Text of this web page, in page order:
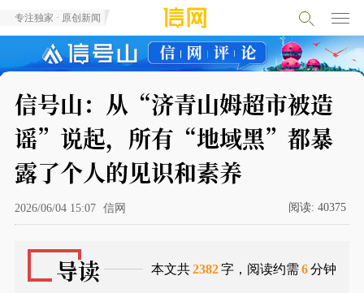
专注独家 · 原创新闻
信号山：从“济青山姆超市被造
谣”说起，所有“地域黑”都暴
露了个人的见识和素养
2026/06/04 15:07 信网 阅读: 40375
导读 本文共2382字，阅读约需 6分钟